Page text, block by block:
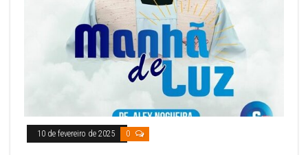
10 de fevereiro de 2025 0